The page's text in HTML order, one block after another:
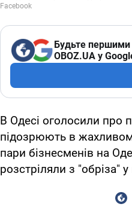
Будьте першими
OBOZ.UA у
В Одесі оголосили про
підозрюють в
пари бізнесменів на
розстріляли з "обріза"